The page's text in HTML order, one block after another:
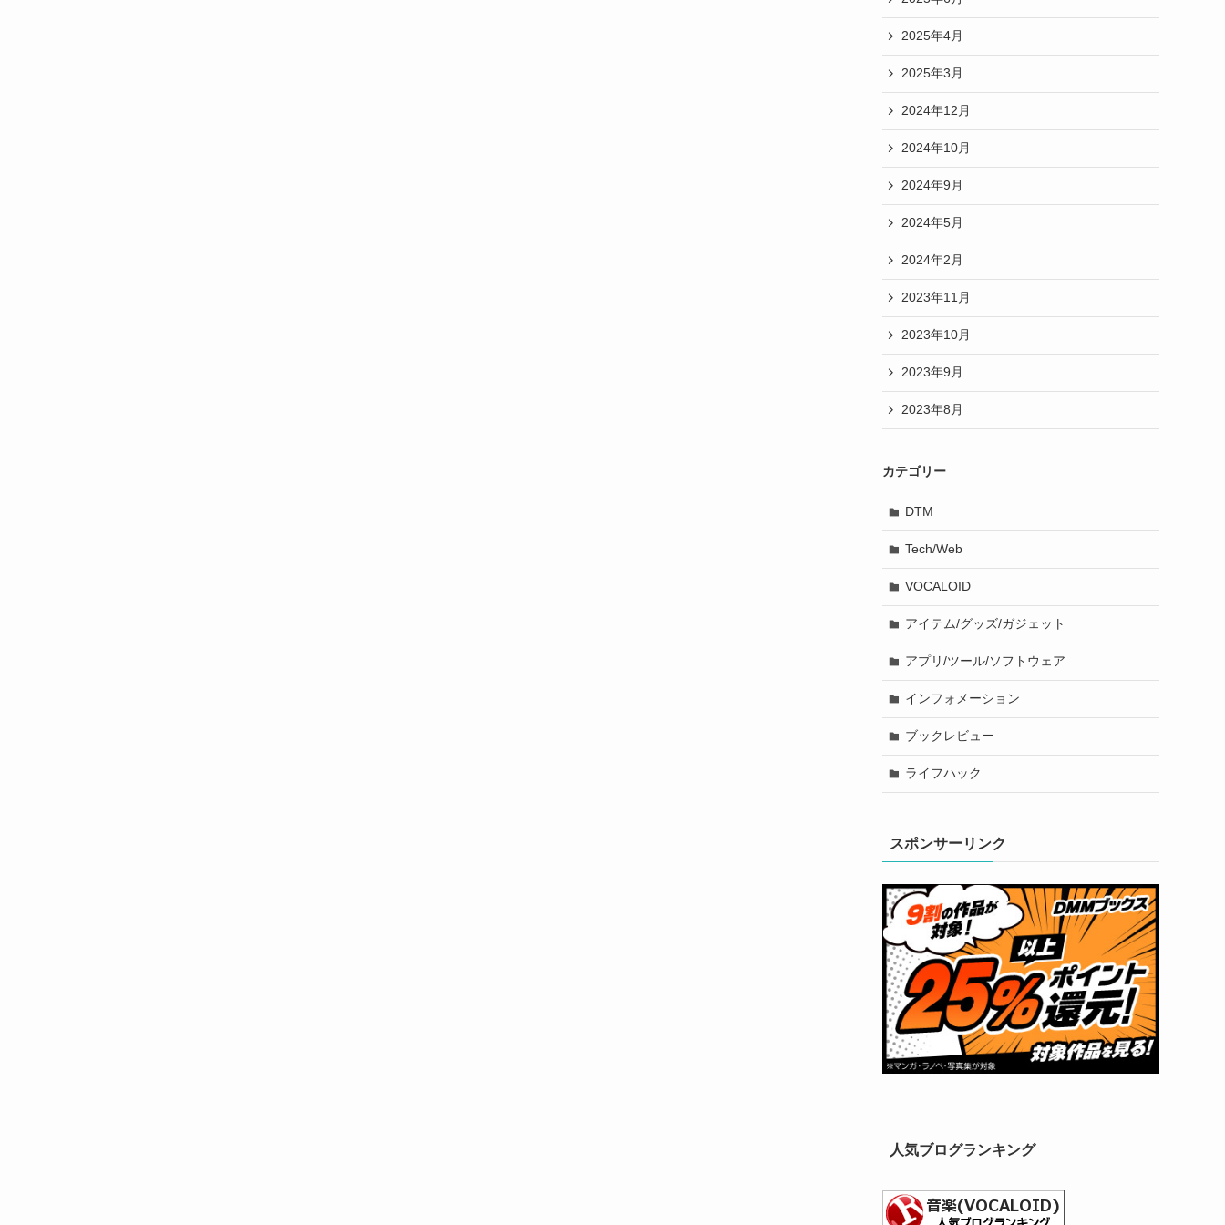
2025年4月
2025年3月
2024年12月
2024年10月
2024年9月
2024年5月
2024年2月
2023年11月
2023年10月
2023年9月
2023年8月
カテゴリー
DTM
Tech/Web
VOCALOID
アイテム/グッズ/ガジェット
アプリ/ツール/ソフトウェア
インフォメーション
ブックレビュー
ライフハック
スポンサーリンク
人気ブログランキング